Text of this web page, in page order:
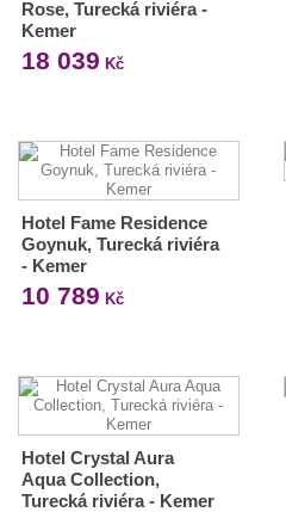
Rose, Turecká riviéra -
Kemer
18 039 Kč
Hotel Fame Residence
Goynuk, Turecká riviéra
- Kemer
10 789 Kč
Hotel Crystal Aura
Aqua Collection,
Turecká riviéra - Kemer